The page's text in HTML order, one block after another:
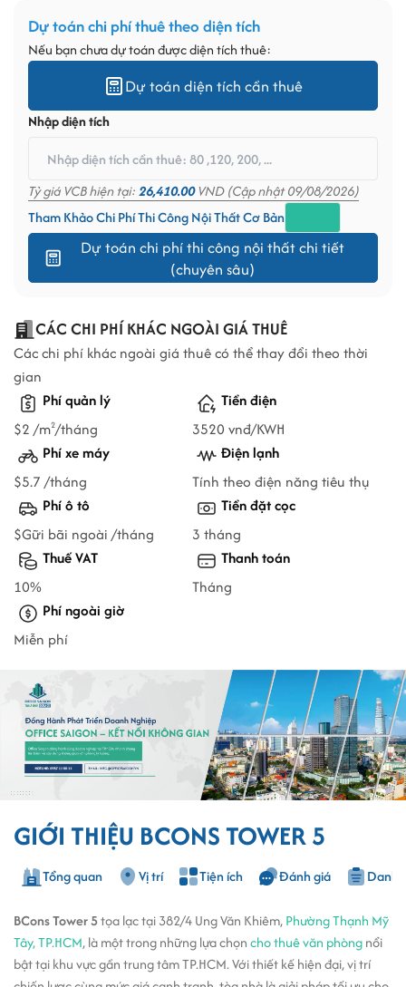
Dự toán chi phí thuê theo diện tích
Nếu bạn chưa dự toán được diện tích thuê:
Dự toán diện tích cần thuê
Nhập diện tích
Tỷ giá VCB hiện tại:26,410.00VND (Cập nhật 09/08/2026)
Tham Khảo Chi Phí Thi Công Nội Thất Cơ Bản
Dự toán chi phí thi công nội thất chi tiết
(chuyên sâu)
CÁC CHI PHÍ KHÁC NGOÀI GIÁ THUÊ
Các chi phí khác ngoài giá thuê có thể thay đổi theo thời
gian
Phí quản lý
$2 /m2/tháng
Tiền điện
3520 vnđ/KWH
Phí xe máy
$5.7 /tháng
Điện lạnh
Tính theo điện năng tiêu thụ
Phí ô tô
$Gữi bãi ngoài /tháng
Tiền đặt cọc
3 tháng
Thuế VAT
10%
Thanh toán
Tháng
Phí ngoài giờ
Miễn phí
GIỚI THIỆU BCONS TOWER 5
Tổng quan Vị trí Tiện ích Đánh giá Danh
BCons Tower 5tọa lạc tại 382/4 Ung Văn Khiêm,Phường Thạnh Mỹ
Tây, TP.HCM, là một trong những lựa chọncho thuê văn phòngnổi
bật tại khu vực gần trung tâm TP.HCM. Với thiết kế hiện đại, vị trí